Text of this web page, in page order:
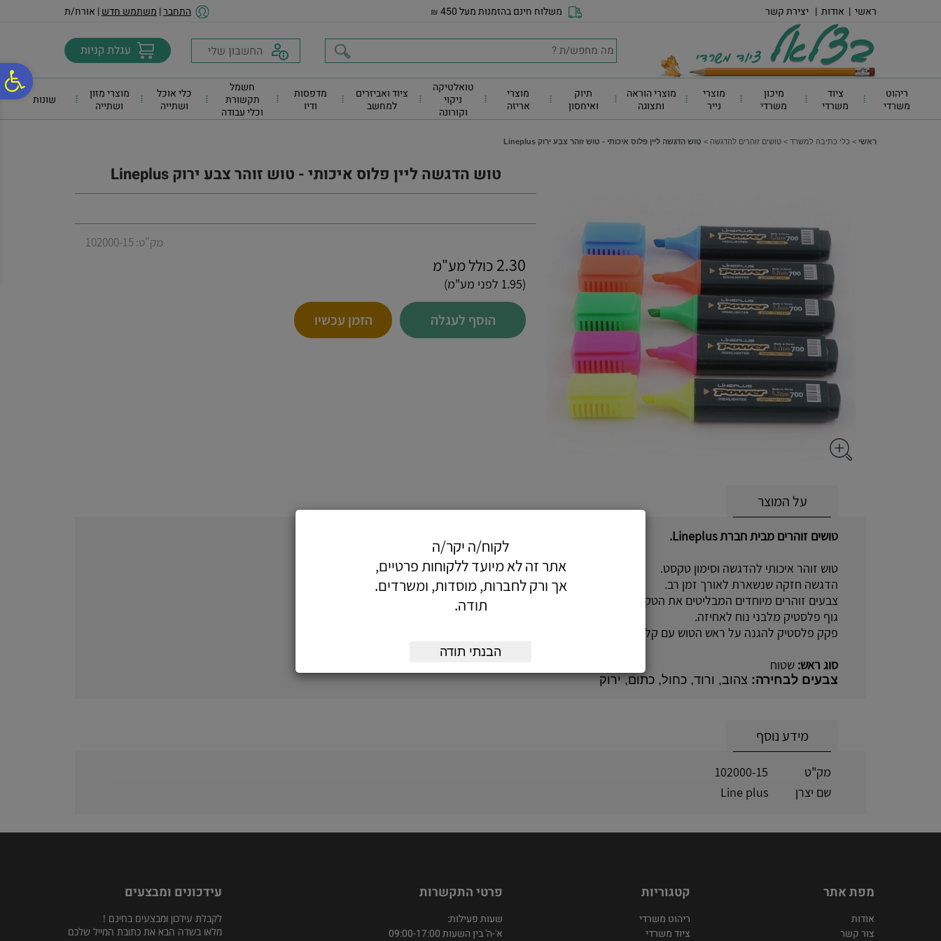
נגישות
אתר
המרכזי
ראשי | אודות | יצירת קשר משלוח חינם בהזמנות מעל 450 ₪ התחבר| משתמש חדש| אורח/ת
ריהוט
משרדי
ציוד
משרדי
מיכון
משרדי
מוצרי
נייר
מוצרי הוראה
ותצוגה
תיוק
ואיחסון
מוצרי
אריזה
טואלטיקה
ניקוי
וקורונה
ציוד ואביזרים
למחשב
מדפסות
ודיו
חשמל
תקשורת
וכלי עבודה
כלי אוכל
ושתייה
מוצרי מזון
ושתייה
שונות
ראשי > כלי כתיבה למשרד > טושים זוהרים להדגשה > טוש הדגשה ליין פלוס איכותי - טוש זוהר צבע ירוק Lineplus
טוש הדגשה ליין פלוס איכותי - טוש זוהר צבע ירוק Lineplus
מק"ט: 102000-15
2.30 כולל מע"מ
(1.95 לפני מע"מ)
הוסף לעגלה הזמן עכשיו
על המוצר
טושים זוהרים מבית חברת Lineplus.
טוש זוהר איכותי להדגשה וסימון טקסט.
הדגשה חזקה שנשארת לאורך זמן רב.
צבעים זוהרים מיוחדים המבליטים את הטקסט המסומן.
גוף פלסטיק מלבני נוח לאחיזה.
פקק פלסטיק להגנה על ראש הטוש עם קליפס לתפיסה בבגד.
סוג ראש: שטוח
צבעים לבחירה: צהוב, ורוד, כחול, כתום, ירוק
מידע נוסף
מק"ט
102000-15
שם יצרן
Line plus
מפת אתר
אודות
צור קשר
קטגוריות
ריהוט משרדי
ציוד משרדי
פרטי התקשרות
שעות פעילות:
א'-ה' בין השעות 09:00-17:00
עידכונים ומבצעים
לקבלת עידכון ומבצעים בחינם !
מלאו בשדה הבא את כתובת המייל שלכם
לקוח/ה יקר/ה
אתר זה לא מיועד ללקוחות פרטיים,
אך ורק לחברות, מוסדות, ומשרדים.
תודה.
הבנתי תודה